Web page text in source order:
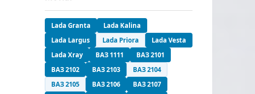
Lada Granta
Lada Kalina
Lada Largus
Lada Priora
Lada Vesta
Lada Xray
ВАЗ 1111
ВАЗ 2101
ВАЗ 2102
ВАЗ 2103
ВАЗ 2104
ВАЗ 2105
ВАЗ 2106
ВАЗ 2107